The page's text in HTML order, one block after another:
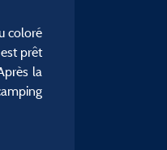
coloré
prêt
la